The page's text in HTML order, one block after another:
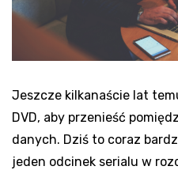
Jeszcze kilkanaście lat
DVD, aby przenieść
danych. Dziś to coraz
jeden odcinek serialu w